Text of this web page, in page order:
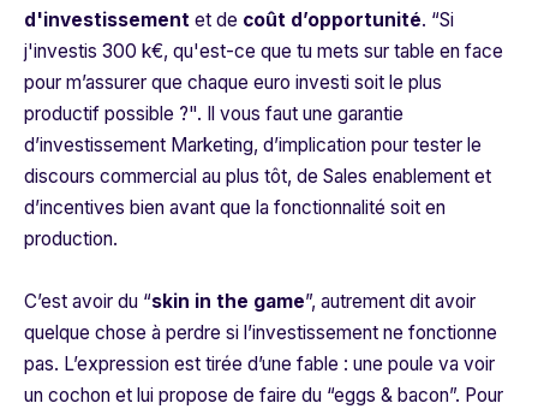
d'investissement et de coût d’opportunité. “Si
j'investis 300 k€, qu'est-ce que tu mets sur table en face
pour m’assurer que chaque euro investi soit le plus
productif possible ?". Il vous faut une garantie
d’investissement Marketing, d’implication pour tester le
discours commercial au plus tôt, de Sales enablement et
d’incentives bien avant que la fonctionnalité soit en
production.
C’est avoir du “skin in the game”, autrement dit avoir
quelque chose à perdre si l’investissement ne fonctionne
pas. L’expression est tirée d’une fable : une poule va voir
un cochon et lui propose de faire du “eggs & bacon”. Pour